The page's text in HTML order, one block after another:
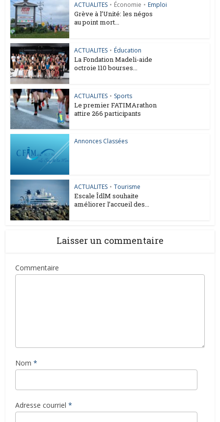
ACTUALITES • Économie • Emploi
Grève à l’Unité: les négos
au point mort...
ACTUALITES • Éducation
La Fondation Madeli-aide
octroie 110 bourses...
ACTUALITES • Sports
Le premier FATIMArathon
attire 266 participants
Annonces Classées
ACTUALITES • Tourisme
Escale ÎdlM souhaite
améliorer l’accueil des...
Laisser un commentaire
Commentaire
Nom *
Adresse courriel *